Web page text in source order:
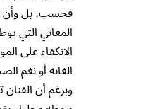
فحسب، بل وأن
المعاني التي
الانكفاء على
الغابة أو نغم
وبرغم أن الفنان